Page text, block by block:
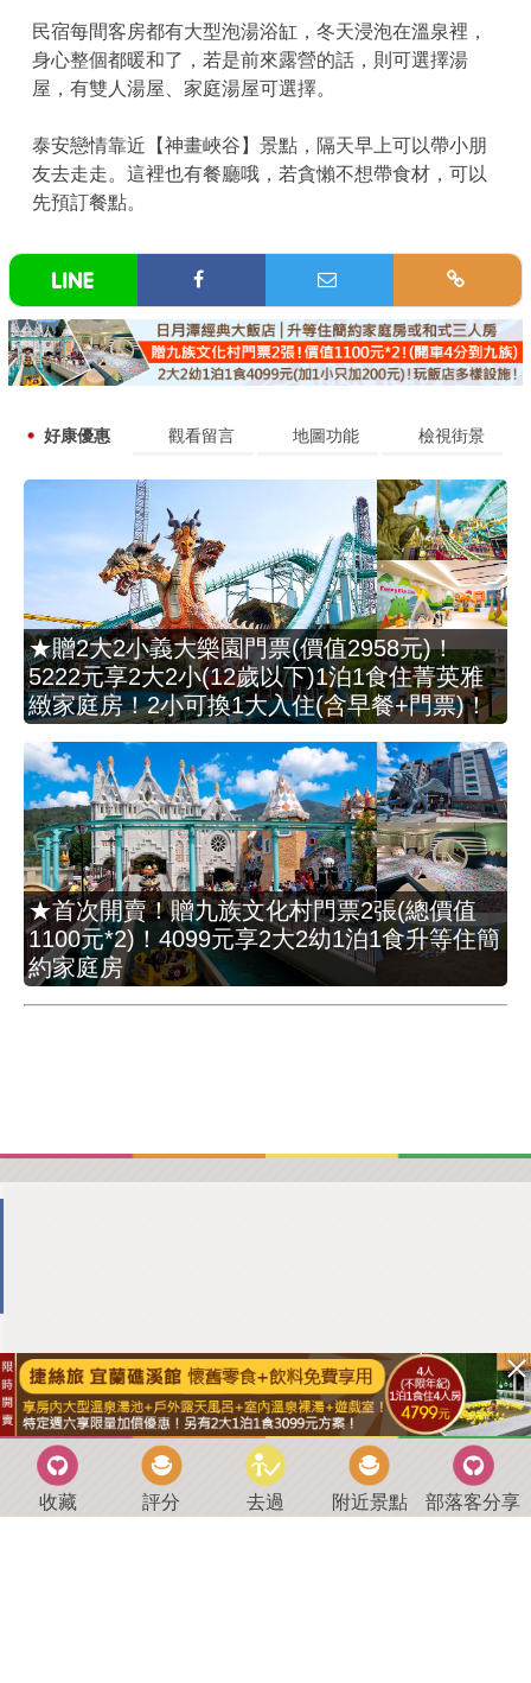
民宿每間客房都有大型泡湯浴缸，冬天浸泡在溫泉裡，
身心整個都暖和了，若是前來露營的話，則可選擇湯
屋，有雙人湯屋、家庭湯屋可選擇。
泰安戀情靠近【神畫峽谷】景點，隔天早上可以帶小朋
友去走走。這裡也有餐廳哦，若貪懶不想帶食材，可以
先預訂餐點。
好康優惠 觀看留言 地圖功能 檢視街景
★贈2大2小義大樂園門票(價值2958元)！
5222元享2大2小(12歲以下)1泊1食住菁英雅
緻家庭房！2小可換1大入住(含早餐+門票)！
★首次開賣！贈九族文化村門票2張(總價值
1100元*2)！4099元享2大2幼1泊1食升等住簡
約家庭房
收藏 評分 去過 附近景點 部落客分享